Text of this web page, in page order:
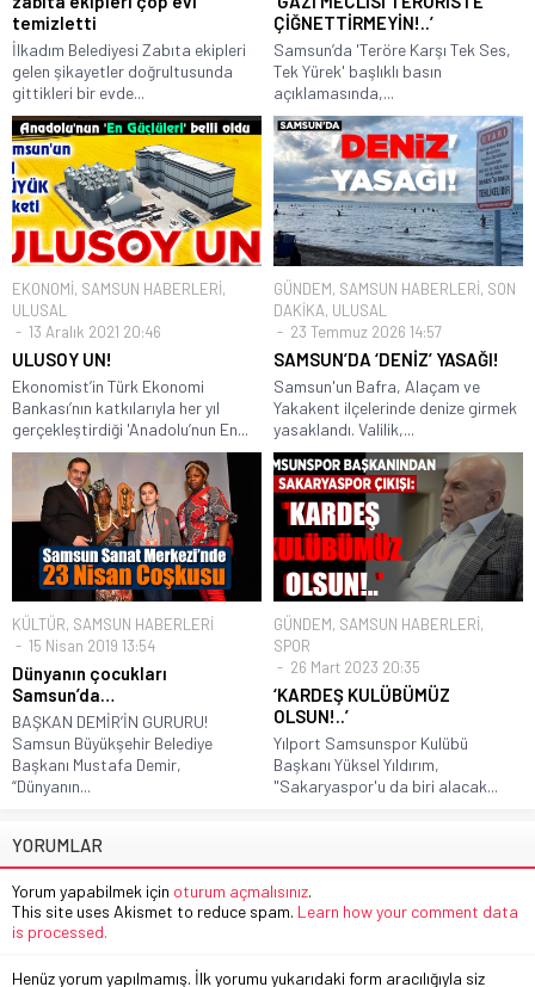
temizletti
İlkadım Belediyesi Zabıta ekipleri
gelen şikayetler doğrultusunda
gittikleri bir evde...
ÇİĞNETTİRMEYİN!..’
Samsun’da 'Teröre Karşı Tek Ses,
Tek Yürek' başlıklı basın
açıklamasında,...
EKONOMİ, SAMSUN HABERLERİ,
ULUSAL
13 Aralık 2021 20:46
ULUSOY UN!
Ekonomist’in Türk Ekonomi
Bankası’nın katkılarıyla her yıl
gerçekleştirdiği 'Anadolu’nun En...
GÜNDEM, SAMSUN HABERLERİ, SON
DAKİKA, ULUSAL
23 Temmuz 2026 14:57
SAMSUN’DA ‘DENİZ’ YASAĞI!
Samsun'un Bafra, Alaçam ve
Yakakent ilçelerinde denize girmek
yasaklandı. Valilik,...
KÜLTÜR, SAMSUN HABERLERİ
15 Nisan 2019 13:54
Dünyanın çocukları
Samsun’da…
BAŞKAN DEMİR’İN GURURU!
Samsun Büyükşehir Belediye
Başkanı Mustafa Demir,
“Dünyanın...
GÜNDEM, SAMSUN HABERLERİ,
SPOR
26 Mart 2023 20:35
‘KARDEŞ KULÜBÜMÜZ
OLSUN!..’
Yılport Samsunspor Kulübü
Başkanı Yüksel Yıldırım,
"Sakaryaspor'u da biri alacak...
YORUMLAR
Yorum yapabilmek için oturum açmalısınız.
This site uses Akismet to reduce spam. Learn how your comment data
is processed.
Henüz yorum yapılmamış. İlk yorumu yukarıdaki form aracılığıyla siz